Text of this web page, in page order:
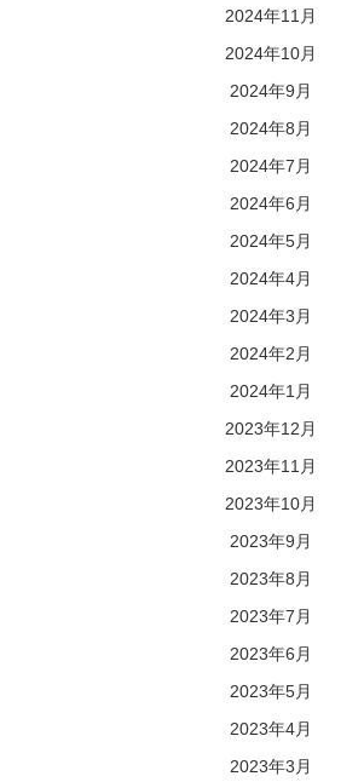
2024年11月
2024年10月
2024年9月
2024年8月
2024年7月
2024年6月
2024年5月
2024年4月
2024年3月
2024年2月
2024年1月
2023年12月
2023年11月
2023年10月
2023年9月
2023年8月
2023年7月
2023年6月
2023年5月
2023年4月
2023年3月